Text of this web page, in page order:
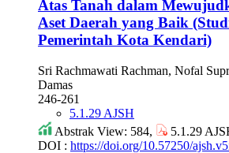
Atas Tanah dalam
Aset Daerah yang Baik
Pemerintah Kota Kendari)
Sri Rachmawati Rachman, Nofal
Damas
246-261
5.1.29 AJSH
Abstrak View: 584,
5.1.29
DOI : https://doi.org/10.57250/